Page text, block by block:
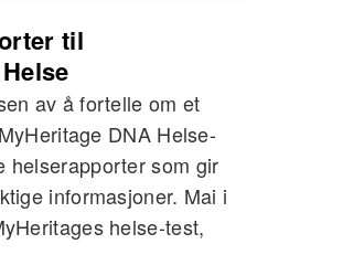
til
av å fortelle om et
DNA Helse-
som gir
informasjoner. Mai i
helse-test,